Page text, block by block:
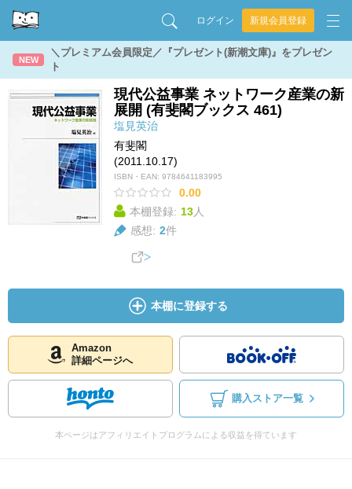
ログイン 新規会員登録
NEW
＼プレミアム会員限定／『プレゼント(新潮文庫)』をプレゼン
ト
現代公益事業 ネットワーク産業の新
展開 (有斐閣ブックス 461)
塩見英治
有斐閣
(2011.10.17)
ISBN・EAN: 9784641183995
0.00
本棚登録: 13人
感想: 2件
本棚に登録する
Amazon
詳細ページへ
購入ストア一覧
本ページはアフィリエイトプログラムによる収益を得ています